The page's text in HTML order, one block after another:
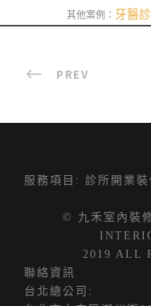
其他案例： 牙醫
PREV
服務項目: 診所開業裝
© 九禾室內裝
2019 ALL
聯絡資訊
台北總公司: